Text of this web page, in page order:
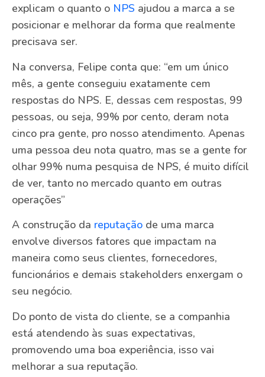
explicam o quanto o NPS ajudou a marca a se
posicionar e melhorar da forma que realmente
precisava ser.
Na conversa, Felipe conta que: “em um único
mês, a gente conseguiu exatamente cem
respostas do NPS. E, dessas cem respostas, 99
pessoas, ou seja, 99% por cento, deram nota
cinco pra gente, pro nosso atendimento. Apenas
uma pessoa deu nota quatro, mas se a gente for
olhar 99% numa pesquisa de NPS, é muito difícil
de ver, tanto no mercado quanto em outras
operações”
A construção da reputação de uma marca
envolve diversos fatores que impactam na
maneira como seus clientes, fornecedores,
funcionários e demais stakeholders enxergam o
seu negócio.
Do ponto de vista do cliente, se a companhia
está atendendo às suas expectativas,
promovendo uma boa experiência, isso vai
melhorar a sua reputação.